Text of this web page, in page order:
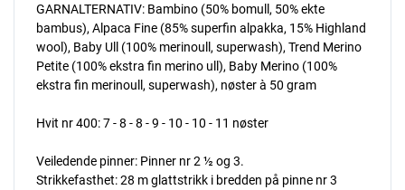
GARNALTERNATIV: Bambino (50% bomull, 50% ekte
bambus), Alpaca Fine (85% superfin alpakka, 15% Highland
wool), Baby Ull (100% merinoull, superwash), Trend Merino
Petite (100% ekstra fin merino ull), Baby Merino (100%
ekstra fin merinoull, superwash), nøster à 50 gram
Hvit nr 400: 7 - 8 - 8 - 9 - 10 - 10 - 11 nøster
Veiledende pinner: Pinner nr 2 ½ og 3.
Strikkefasthet: 28 m glattstrikk i bredden på pinne nr 3